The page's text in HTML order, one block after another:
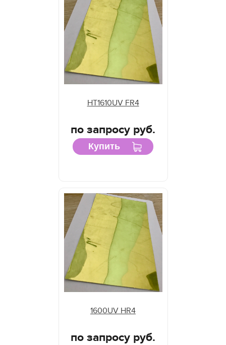
HT1610UV FR4
по запросу руб.
Купить
1600UV HR4
по запросу руб.